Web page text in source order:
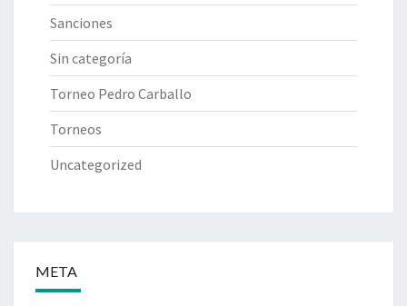
Sanciones
Sin categoría
Torneo Pedro Carballo
Torneos
Uncategorized
META